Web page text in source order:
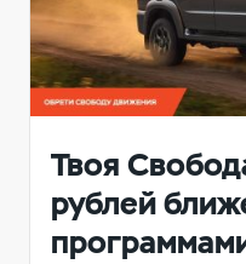
Твоя
рублей